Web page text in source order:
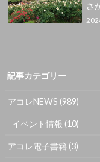
さ
記事カテゴリー
アコレNEWS (989)
イベント情報 (10)
アコレ電子書籍 (3)